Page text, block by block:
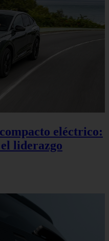
eléctrico:
liderazgo